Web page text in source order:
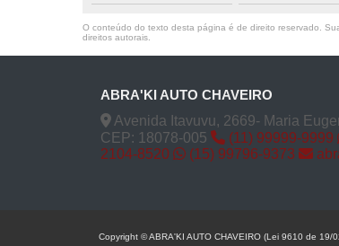
O conteúdo do texto desta página é de direito reservado.
direitos autorais
ABRA'KI AUTO CHAVEIRO
Avenida Itavuvu, 2669- Maria
CEP: 18078-005
(11) 99999-9999
2104-8520
(15) 99796-9373
Copyright © ABRA'KI AUTO CHAVEIRO (Lei 9610 de 19/